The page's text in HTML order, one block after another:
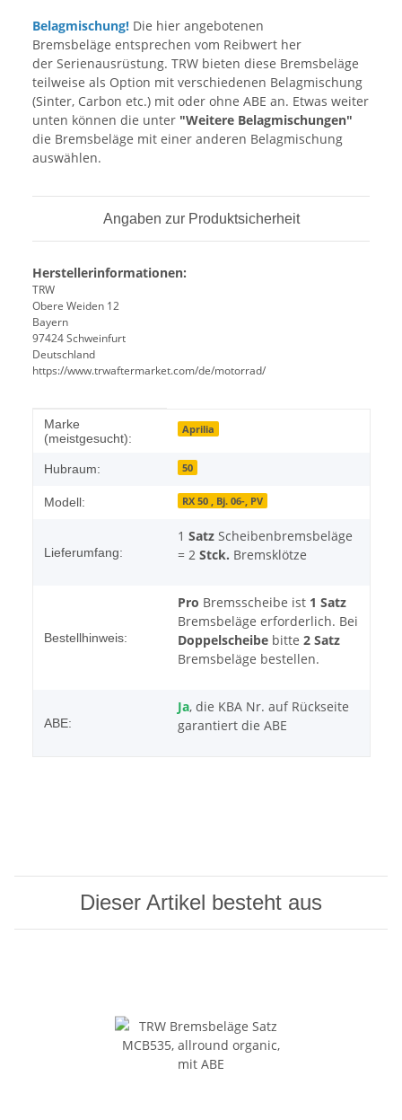
Belagmischung! Die hier angebotenen
Bremsbeläge entsprechen vom Reibwert her
der Serienausrüstung. TRW bieten diese Bremsbeläge
teilweise als Option mit verschiedenen Belagmischung
(Sinter, Carbon etc.) mit oder ohne ABE an. Etwas weiter
unten können die unter "Weitere Belagmischungen"
die Bremsbeläge mit einer anderen Belagmischung
auswählen.
Angaben zur Produktsicherheit
Herstellerinformationen:
TRW
Obere Weiden 12
Bayern
97424 Schweinfurt
Deutschland
https://www.trwaftermarket.com/de/motorrad/
Produkteigenschaft
Wert
Marke
(meistgesucht):
Aprilia
Hubraum: 50
Modell: RX 50 , Bj. 06-, PV
Lieferumfang:
1 Satz Scheibenbremsbeläge
= 2 Stck. Bremsklötze
Bestellhinweis:
Pro Bremsscheibe ist 1 Satz
Bremsbeläge erforderlich. Bei
Doppelscheibe bitte 2 Satz
Bremsbeläge bestellen.
ABE:
Ja, die KBA Nr. auf Rückseite
garantiert die ABE
Dieser Artikel besteht aus